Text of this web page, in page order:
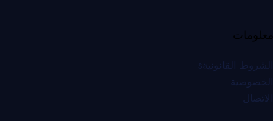
معلومات
الشروط القانونيةs
الخصوصية
الاتصال